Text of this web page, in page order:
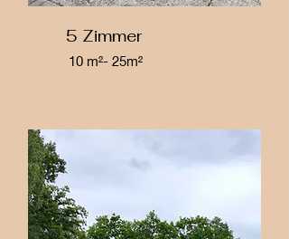
5 Zimmer
10 m²- 25m²